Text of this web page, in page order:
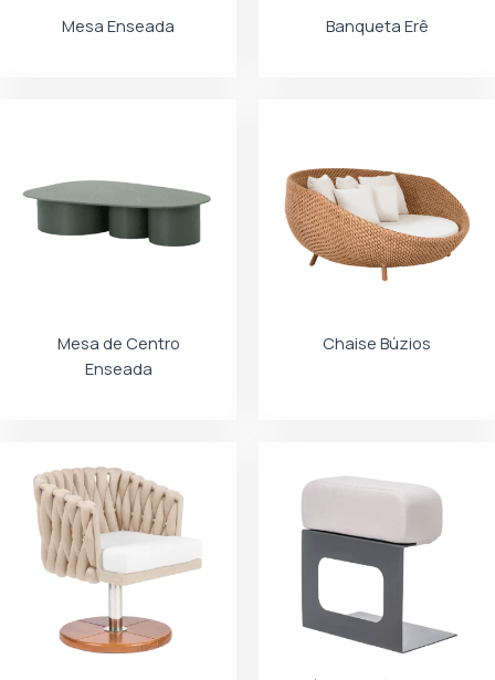
Mesa Enseada Banqueta Erê
Mesa de Centro
Enseada
Chaise Búzios